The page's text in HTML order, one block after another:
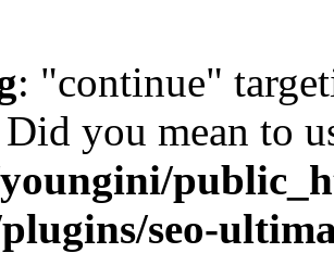
: "continue"
you mean to
seo-